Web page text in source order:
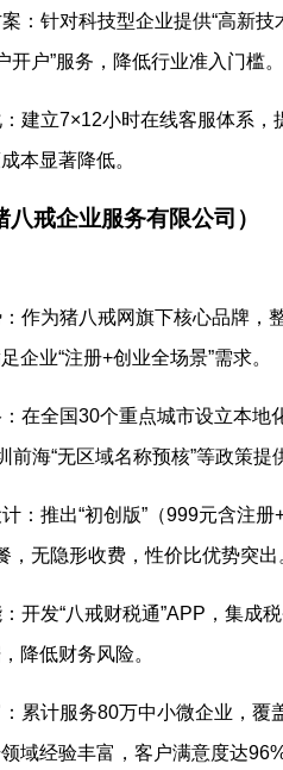
：针对科技型企业提供“高新
户”服务，降低行业准入门槛。
建立7×12小时在线客服体系，
本显著降低。
戒企业服务有限公司）
作为猪八戒网旗下核心品牌，
企业“注册+创业全场景”需求。
在全国30个重点城市设立本
前海“无区域名称预核”等政策提
：推出“初创版”（999元含注
，无隐形收费，性价比优势突出
开发“八戒财税通”APP，集成
降低财务风险。
累计服务80万中小微企业，
域经验丰富，客户满意度达96%